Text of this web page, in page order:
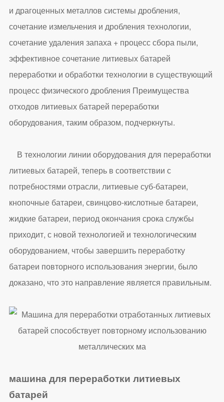
и драгоценных металлов системы дробления,
сочетание измельчения и дробления технологии,
сочетание удаления запаха + процесс сбора пыли,
эффективное сочетание литиевых батарей
переработки и обработки технологии в существующий
процесс физического дробления Преимущества
отходов литиевых батарей переработки
оборудования, таким образом, подчеркнуты.
В технологии линии оборудования для переработки
литиевых батарей, теперь в соответствии с
потребностями отрасли, литиевые суб-батареи,
кнопочные батареи, свинцово-кислотные батареи,
жидкие батареи, период окончания срока службы
приходит, с новой технологией и технологическим
оборудованием, чтобы завершить переработку
батареи повторного использования энергии, было
доказано, что это направление является правильным.
машина для переработки литиевых
батарей